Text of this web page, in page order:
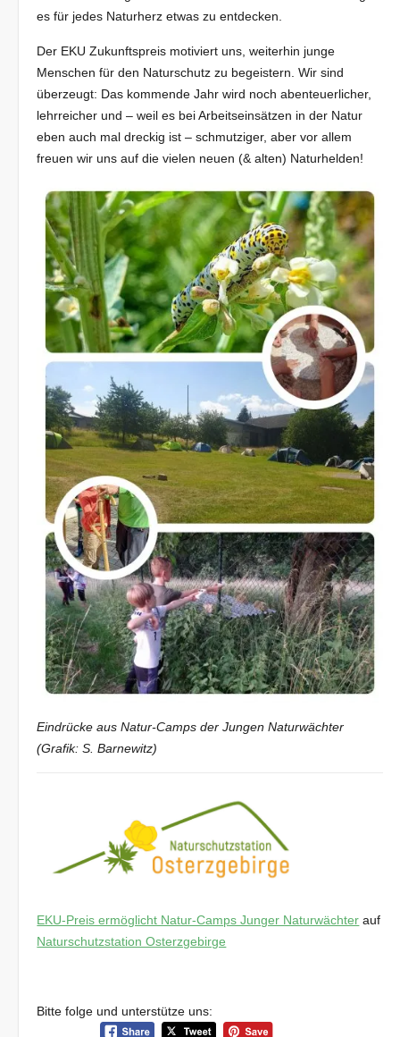
es für jedes Naturherz etwas zu entdecken.
Der EKU Zukunftspreis motiviert uns, weiterhin junge
Menschen für den Naturschutz zu begeistern. Wir sind
überzeugt: Das kommende Jahr wird noch abenteuerlicher,
lehrreicher und – weil es bei Arbeitseinsätzen in der Natur
eben auch mal dreckig ist – schmutziger, aber vor allem
freuen wir uns auf die vielen neuen (& alten) Naturhelden!
Eindrücke aus Natur-Camps der Jungen Naturwächter
(Grafik: S. Barnewitz)
EKU-Preis ermöglicht Natur-Camps Junger Naturwächter auf
Naturschutzstation Osterzgebirge
Bitte folge und unterstütze uns: